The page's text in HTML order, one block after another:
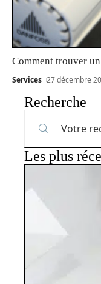
Comment trouver
Services 27 décembre
Recherche
Les plus